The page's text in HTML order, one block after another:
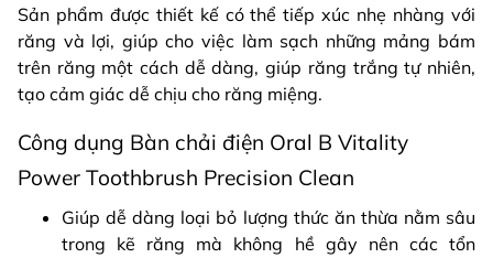
Sản phẩm được thiết kế có thể tiếp xúc nhẹ nhàng với
răng và lợi, giúp cho việc làm sạch những mảng bám
trên răng một cách dễ dàng, giúp răng trắng tự nhiên,
tạo cảm giác dễ chịu cho răng miệng.
Công dụng Bàn chải điện Oral B Vitality
Power Toothbrush Precision Clean
Giúp dễ dàng loại bỏ lượng thức ăn thừa nằm sâu
trong kẽ răng mà không hề gây nên các tổn